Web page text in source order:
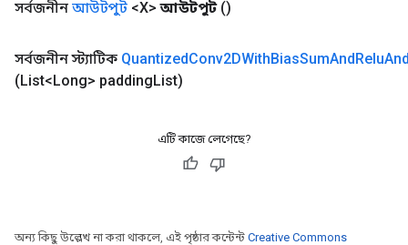
সর্বজনীন আউটপুট <X> আউটপুট ()
সর্বজনীন স্ট্যাটিক QuantizedConv2DWithBiasSumAndRelu
(List<Long> paddingList)
এটি কাজে লেগেছে?
অন্য কিছু উল্লেখ না করা থাকলে, এই পৃষ্ঠার কন্টেন্ট Creative Commons